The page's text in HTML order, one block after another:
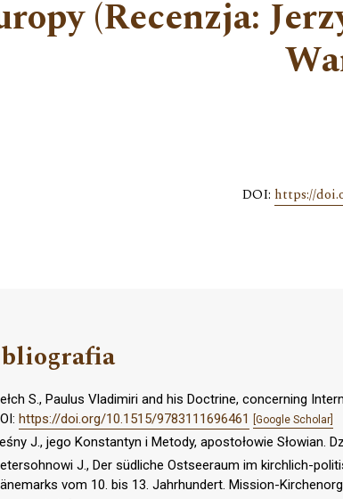
(Recenzja:
DOI: https://
S., Paulus Vladimiri and his Doctrine, concerning
https://doi.org/10.1515/9783111696461 [Google Scholar]
J., jego Konstantyn i Metody, apostołowie Słowian.
J., Der südliche Ostseeraum im kirchlich-
vom 10. bis 13. Jahrhundert. Mission-